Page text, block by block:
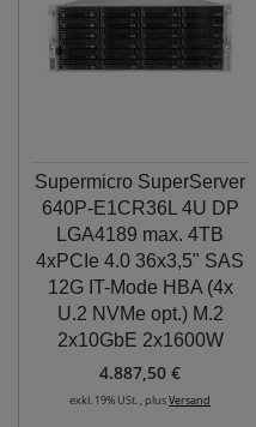
Supermicro SuperServer
640P-E1CR36L 4U DP
LGA4189 max. 4TB
4xPCIe 4.0 36x3,5" SAS
12G IT-Mode HBA (4x
U.2 NVMe opt.) M.2
2x10GbE 2x1600W
4.887,50 €
exkl. 19% USt. , plusVersand